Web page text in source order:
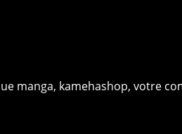
manga, kamehashop, votre